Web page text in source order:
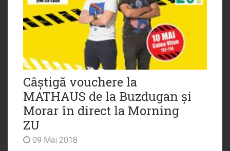
Câștigă vouchere la
MATHAUS de la Buzdugan și
Morar în direct la Morning
ZU
09 Mai 2018